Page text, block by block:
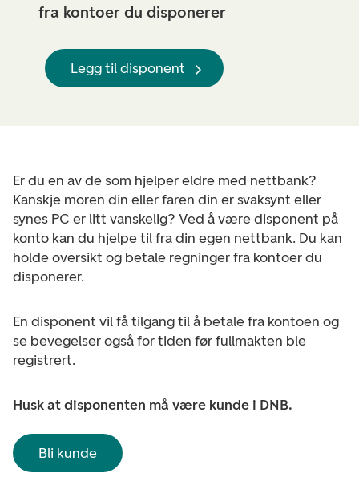
fra kontoer du disponerer
Legg til disponent
Er du en av de som hjelper eldre med nettbank?
Kanskje moren din eller faren din er svaksynt eller
synes PC er litt vanskelig? Ved å være disponent på
konto kan du hjelpe til fra din egen nettbank. Du kan
holde oversikt og betale regninger fra kontoer du
disponerer.
En disponent vil få tilgang til å betale fra kontoen og
se bevegelser også for tiden før fullmakten ble
registrert.
Husk at disponenten må være kunde i DNB.
Bli kunde